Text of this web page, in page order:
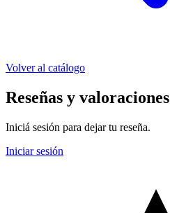
Volver al catálogo
Reseñas y valoraciones
Iniciá sesión para dejar tu reseña.
Iniciar sesión